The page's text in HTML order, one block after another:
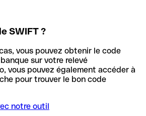
SWIFT ?
vous pouvez obtenir le code
sur votre relevé
vous pouvez également accéder à
pour trouver le bon code
notre outil